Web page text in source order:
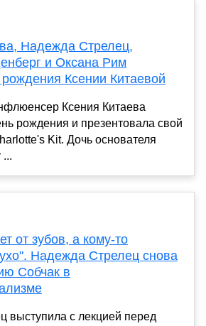
Надежда Стрелец,
и Оксана Рим
Ксении Китаевой
Ксения Китаева
рождения и презентовала свой
Kit. Дочь основателя
...
от зубов, а кому-то
Надежда Стрелец снова
Собчак в
выступила с лекцией перед